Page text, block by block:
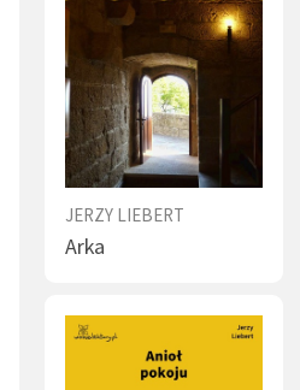
JERZY LIEBERT
Arka